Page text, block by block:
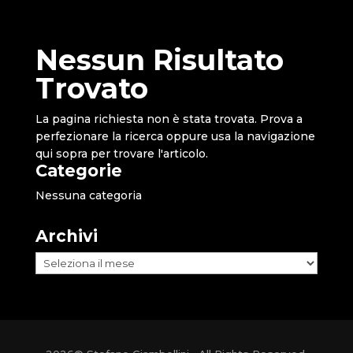
Nessun Risultato
Trovato
La pagina richiesta non è stata trovata. Prova a
perfezionare la ricerca oppure usa la navigazione
qui sopra per trovare l'articolo.
Categorie
Nessuna categoria
Archivi
Archivi